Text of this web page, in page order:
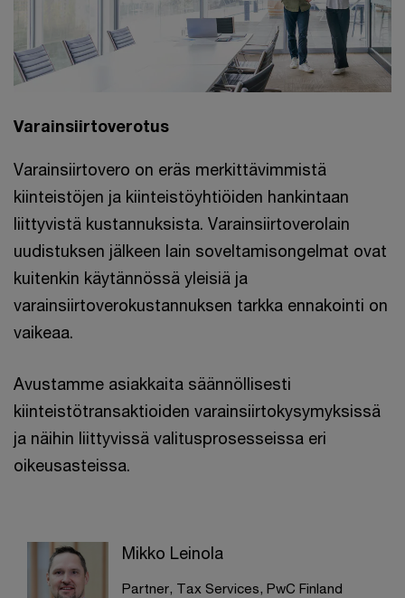
Varainsiirtoverotus
Varainsiirtovero on eräs merkittävimmistä
kiinteistöjen ja kiinteistöyhtiöiden hankintaan
liittyvistä kustannuksista. Varainsiirtoverolain
uudistuksen jälkeen lain soveltamisongelmat ovat
kuitenkin käytännössä yleisiä ja
varainsiirtoverokustannuksen tarkka ennakointi on
vaikeaa.
Avustamme asiakkaita säännöllisesti
kiinteistötransaktioiden varainsiirtokysymyksissä
ja näihin liittyvissä valitusprosesseissa eri
oikeusasteissa.
Mikko Leinola
Partner, Tax Services, PwC Finland